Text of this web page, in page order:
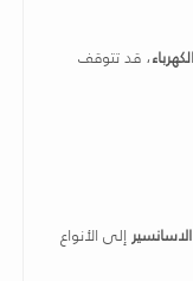
، قد تتوقف
إلى الأنواع